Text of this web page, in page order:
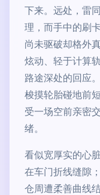
下来。远处，雷
理，而手中的刷
尚未驱破却格外
炫动、轻于计算
路途深处的回应
梭摸轮胎碰地前
受一场空前亲密
绪。
看似宽厚实的心
在车门折线缝隙
仓周遭柔善曲线